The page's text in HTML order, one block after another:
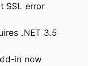
SSL error
.NET 3.5
in now